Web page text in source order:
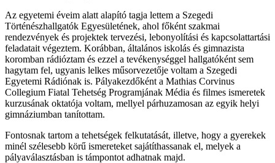
Az egyetemi éveim alatt alapító tagja lettem a Szegedi
Történészhallgatók Egyesületének, ahol főként szakmai
rendezvények és projektek tervezési, lebonyolítási és kapcsolattartási
feladatait végeztem. Korábban, általános iskolás és gimnazista
koromban rádióztam és ezzel a tevékenységgel hallgatóként sem
hagytam fel, ugyanis lelkes műsorvezetője voltam a Szegedi
Egyetemi Rádiónak is. Pályakezdőként a Mathias Corvinus
Collegium Fiatal Tehetség Programjának Média és filmes ismeretek
kurzusának oktatója voltam, mellyel párhuzamosan az egyik helyi
gimnáziumban tanítottam.
Fontosnak tartom a tehetségek felkutatását, illetve, hogy a gyerekek
minél szélesebb körű ismereteket sajátíthassanak el, melyek a
pályaválasztásban is támpontot adhatnak majd.